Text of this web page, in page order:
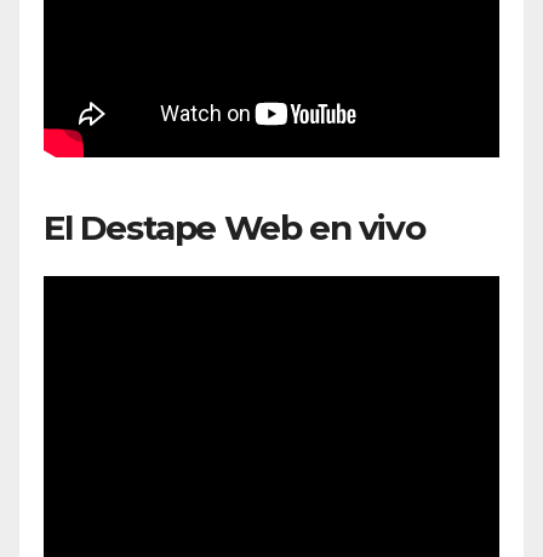
El Destape Web en vivo